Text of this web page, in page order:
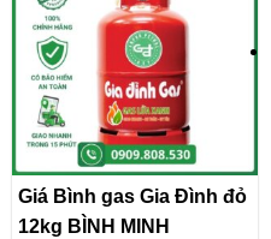
Giá Bình gas Gia Đình đỏ
12kg BÌNH MINH